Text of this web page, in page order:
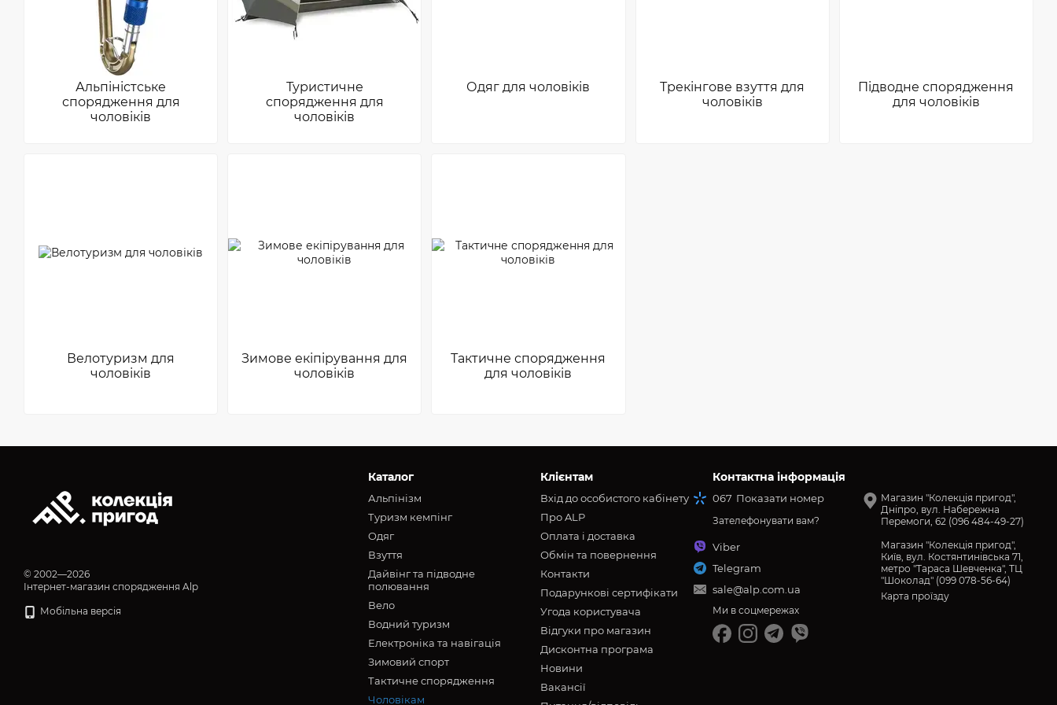
Альпіністське
спорядження для
чоловіків
Туристичне
спорядження для
чоловіків
Одяг для чоловіків
Трекінгове взуття для
чоловіків
Підводне спорядження
для чоловіків
Велотуризм для
чоловіків
Зимове екіпірування для
чоловіків
Тактичне спорядження
для чоловіків
© 2002—2026
Інтернет-магазин спорядження Alp
Мобільна версія
Каталог
Альпінізм
Туризм кемпінг
Oдяг
Взуття
Дайвінг та підводне
полювання
Вело
Водний туризм
Електроніка та навігація
Зимовий спорт
Тактичне спорядження
Чоловікам
Клієнтам
Вхід до особистого кабінету
Про ALP
Оплата і доставка
Обмін та повернення
Контакти
Подарункові сертифікати
Угода користувача
Відгуки про магазин
Дисконтна програма
Новини
Вакансії
Контактна інформація
067 Показати номер
Зателефонувати вам?
Viber
Telegram
sale@alp.com.ua
Магазин "Колекція пригод",
Дніпро, вул. Набережна
Перемоги, 62 (096 484-49-27)
Магазин "Колекція пригод",
Київ, вул. Костянтинівська 71,
метро "Тараса Шевченка", ТЦ
"Шоколад" (099 078-56-64)
Карта проїзду
Ми в соцмережах